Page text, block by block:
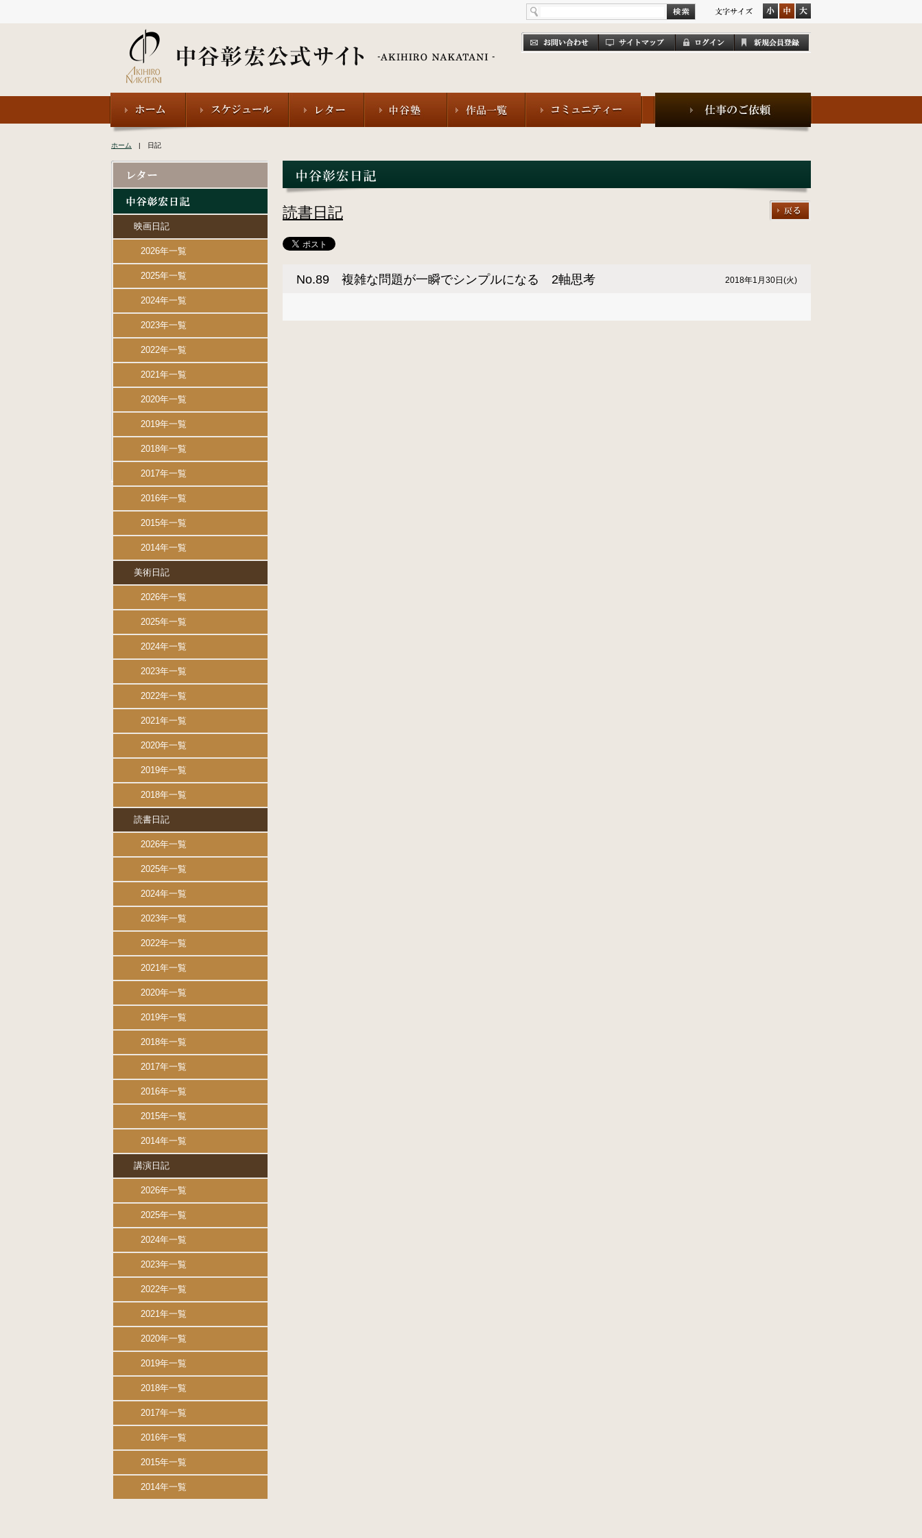
ホーム | 日記
読書日記
No.89 複雑な問題が一瞬でシンプルになる 2軸思考 2018年1月30日(火)
映画日記
2026年一覧
2025年一覧
2024年一覧
2023年一覧
2022年一覧
2021年一覧
2020年一覧
2019年一覧
2018年一覧
2017年一覧
2016年一覧
2015年一覧
2014年一覧
美術日記
2026年一覧
2025年一覧
2024年一覧
2023年一覧
2022年一覧
2021年一覧
2020年一覧
2019年一覧
2018年一覧
読書日記
2026年一覧
2025年一覧
2024年一覧
2023年一覧
2022年一覧
2021年一覧
2020年一覧
2019年一覧
2018年一覧
2017年一覧
2016年一覧
2015年一覧
2014年一覧
講演日記
2026年一覧
2025年一覧
2024年一覧
2023年一覧
2022年一覧
2021年一覧
2020年一覧
2019年一覧
2018年一覧
2017年一覧
2016年一覧
2015年一覧
2014年一覧